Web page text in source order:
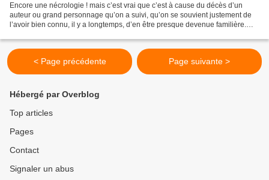
Encore une nécrologie ! mais c’est vrai que c’est à cause du décès d’un
auteur ou grand personnage qu’on a suivi, qu’on se souvient justement de
l’avoir bien connu, il y a longtemps, d’en être presque devenue familière.
< Page précédente Page suivante >
Hébergé par Overblog
Top articles
Pages
Contact
Signaler un abus